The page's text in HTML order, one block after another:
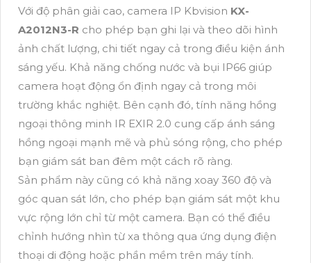
Với độ phân giải cao, camera IP Kbvision KX-
A2012N3-R cho phép bạn ghi lại và theo dõi hình
ảnh chất lượng, chi tiết ngay cả trong điều kiện ánh
sáng yếu. Khả năng chống nước và bụi IP66 giúp
camera hoạt động ổn định ngay cả trong môi
trường khắc nghiệt. Bên cạnh đó, tính năng hồng
ngoại thông minh IR EXIR 2.0 cung cấp ánh sáng
hồng ngoại mạnh mẽ và phủ sóng rộng, cho phép
bạn giám sát ban đêm một cách rõ ràng.
Sản phẩm này cũng có khả năng xoay 360 độ và
góc quan sát lớn, cho phép bạn giám sát một khu
vực rộng lớn chỉ từ một camera. Bạn có thể điều
chỉnh hướng nhìn từ xa thông qua ứng dụng điện
thoại di động hoặc phần mềm trên máy tính.